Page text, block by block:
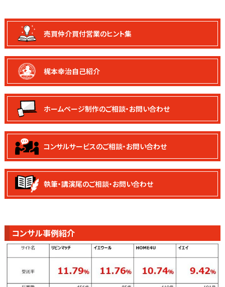
売買仲介買付営業のヒント集
梶本幸治自己紹介
ホームページ制作のご相談・お問い合わせ
コンサルサービスのご相談・お問い合わせ
執筆・講演尾のご相談・お問い合わせ
コンサル事例紹介